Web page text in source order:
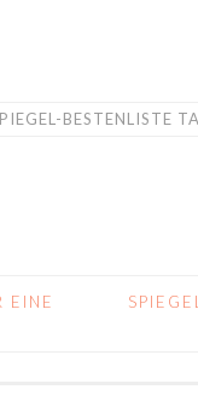
BESTENLISTE
EINE